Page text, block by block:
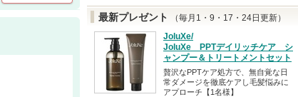
最新プレゼント
（毎月1・9・17・24日更新）
JoluXe/
JoluXe PPTデイリッチケア シ
ャンプー＆トリートメントセット
贅沢なPPTケア処方で、無自覚な日
常ダメージを徹底ケアし毛髪悩みに
アプローチ【1名様】